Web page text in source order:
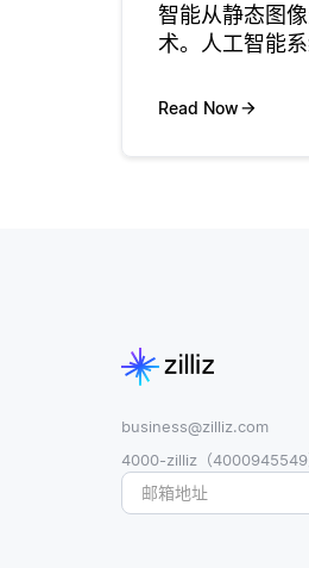
智能从静态图
术。人工智能
序列，根据输
Read Now
business@zilliz.com
4000-zilliz（4000945549